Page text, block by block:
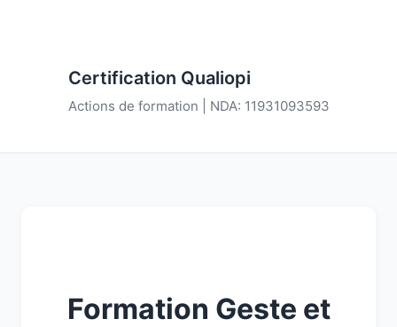
Certification Qualiopi
Actions de formation | NDA: 11931093593
Formation Geste et